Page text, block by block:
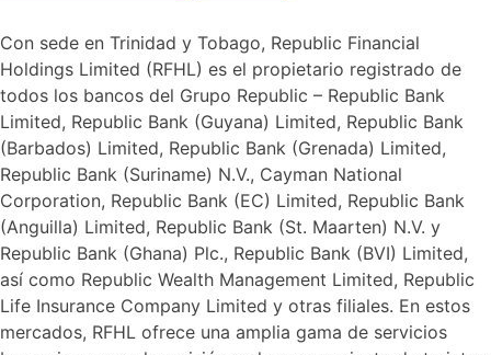
Con sede en Trinidad y Tobago, Republic Financial
Holdings Limited (RFHL) es el propietario registrado de
todos los bancos del Grupo Republic – Republic Bank
Limited, Republic Bank (Guyana) Limited, Republic Bank
(Barbados) Limited, Republic Bank (Grenada) Limited,
Republic Bank (Suriname) N.V., Cayman National
Corporation, Republic Bank (EC) Limited, Republic Bank
(Anguilla) Limited, Republic Bank (St. Maarten) N.V. y
Republic Bank (Ghana) Plc., Republic Bank (BVI) Limited,
así como Republic Wealth Management Limited, Republic
Life Insurance Company Limited y otras filiales. En estos
mercados, RFHL ofrece una amplia gama de servicios